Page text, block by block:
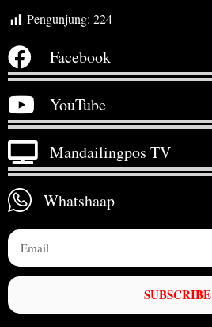
Pengunjung: 224
Facebook
YouTube
Mandailingpos TV
Whatshaap
SUBSCRIBE